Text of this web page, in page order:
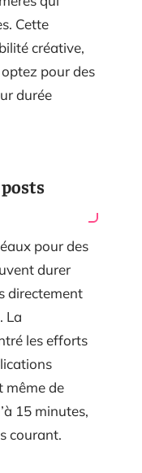
Cette
créative,
pour des
durée
pour des
durer
directement
La
les efforts
même de
15 minutes,
courant.